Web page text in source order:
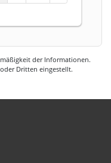
der Informationen.
Dritten eingestellt.